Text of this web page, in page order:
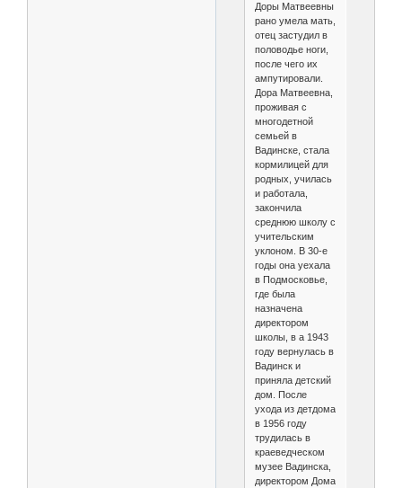
Доры Матвеевны
рано умела мать,
отец застудил в
половодье ноги,
после чего их
ампутировали.
Дора Матвеевна,
проживая с
многодетной
семьей в
Вадинске, стала
кормилицей для
родных, училась
и работала,
закончила
среднюю школу с
учительским
уклоном. В 30-е
годы она уехала
в Подмосковье,
где была
назначена
директором
школы, в а 1943
году вернулась в
Вадинск и
приняла детский
дом. После
ухода из детдома
в 1956 году
трудилась в
краеведческом
музее Вадинска,
директором Дома